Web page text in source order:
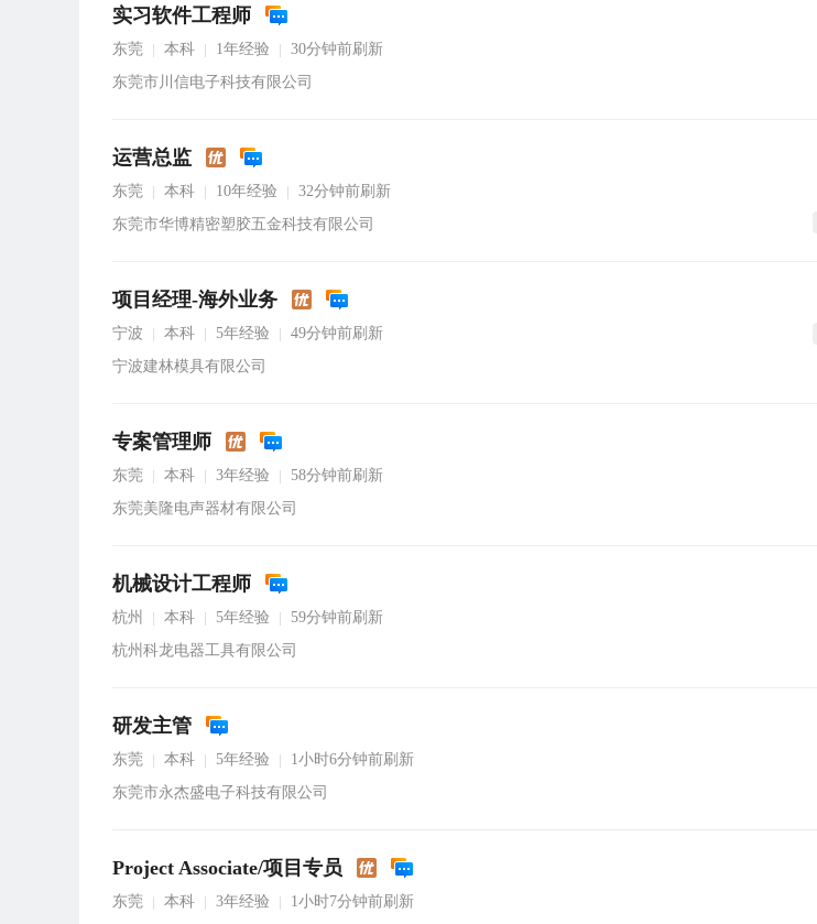
实习软件工程师
东莞 本科 1年经验
30分钟前刷新
东莞市川信电子科技有限公司
运营总监
东莞 本科 10年经验
32分钟前刷新
东莞市华博精密塑胶五金科技有限公司
项目经理-海外业务
宁波 本科 5年经验
49分钟前刷新
宁波建林模具有限公司
专案管理师
东莞 本科 3年经验
58分钟前刷新
东莞美隆电声器材有限公司
机械设计工程师
杭州 本科 5年经验
59分钟前刷新
杭州科龙电器工具有限公司
研发主管
东莞 本科 5年经验
1小时6分钟前刷新
东莞市永杰盛电子科技有限公司
Project Associate/项目专员
东莞 本科 3年经验
1小时7分钟前刷新